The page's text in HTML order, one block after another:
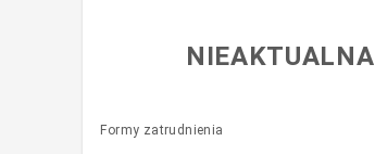
NIEAKTUALNA
Formy zatrudnienia